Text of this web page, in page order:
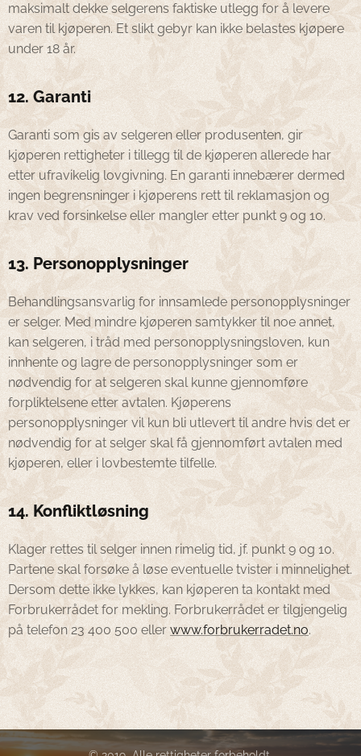
maksimalt dekke selgerens faktiske utlegg for å levere
varen til kjøperen. Et slikt gebyr kan ikke belastes kjøpere
under 18 år.
12. Garanti
Garanti som gis av selgeren eller produsenten, gir
kjøperen rettigheter i tillegg til de kjøperen allerede har
etter ufravikelig lovgivning. En garanti innebærer dermed
ingen begrensninger i kjøperens rett til reklamasjon og
krav ved forsinkelse eller mangler etter punkt 9 og 10.
13. Personopplysninger
Behandlingsansvarlig for innsamlede personopplysninger
er selger. Med mindre kjøperen samtykker til noe annet,
kan selgeren, i tråd med personopplysningsloven, kun
innhente og lagre de personopplysninger som er
nødvendig for at selgeren skal kunne gjennomføre
forpliktelsene etter avtalen. Kjøperens
personopplysninger vil kun bli utlevert til andre hvis det er
nødvendig for at selger skal få gjennomført avtalen med
kjøperen, eller i lovbestemte tilfelle.
14. Konfliktløsning
Klager rettes til selger innen rimelig tid, jf. punkt 9 og 10.
Partene skal forsøke å løse eventuelle tvister i minnelighet.
Dersom dette ikke lykkes, kan kjøperen ta kontakt med
Forbrukerrådet for mekling. Forbrukerrådet er tilgjengelig
på telefon 23 400 500 eller www.forbrukerradet.no.